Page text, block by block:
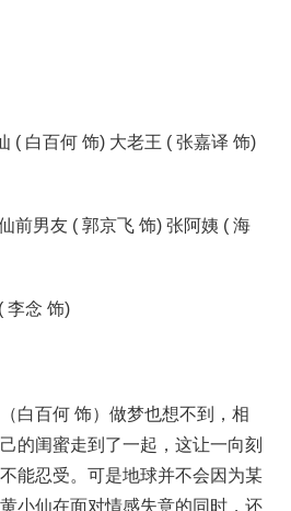
( 白百何 饰) 大老王 ( 张嘉译 饰)
前男友 ( 郭京飞 饰) 张阿姨 ( 海
李念 饰)
白百何 饰）做梦也想不到，相
的闺蜜走到了一起，这让一向刻
能忍受。可是地球并不会因为某
小仙在面对情感失意的同时，还